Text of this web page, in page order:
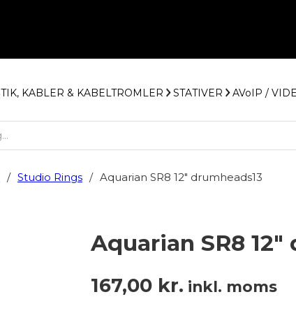
KABLER & KABELTROMLER STATIVER AVoIP /
/ Studio Rings / Aquarian SR8 12″ drumheads13
Aquarian SR8
167,00 kr. inkl. moms